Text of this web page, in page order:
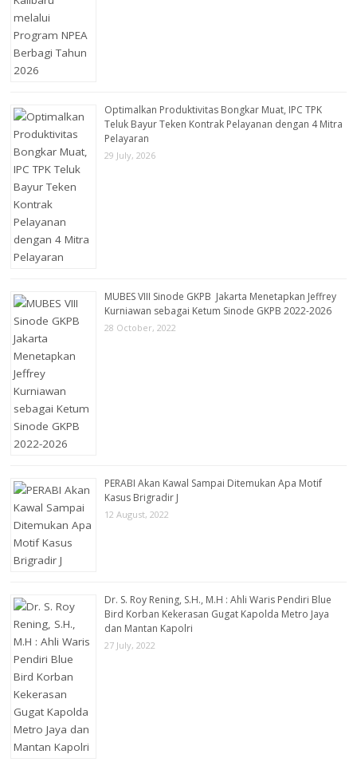
Optimalkan Produktivitas Bongkar Muat, IPC TPK
Teluk Bayur Teken Kontrak Pelayanan dengan 4 Mitra
Pelayaran
29 July, 2026
MUBES VIII Sinode GKPB Jakarta Menetapkan Jeffrey
Kurniawan sebagai Ketum Sinode GKPB 2022-2026
28 October, 2022
PERABI Akan Kawal Sampai Ditemukan Apa Motif
Kasus Brigradir J
12 August, 2022
Dr. S. Roy Rening, S.H., M.H : Ahli Waris Pendiri Blue
Bird Korban Kekerasan Gugat Kapolda Metro Jaya
dan Mantan Kapolri
27 July, 2022